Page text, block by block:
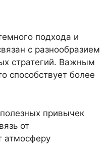
подхода и
с разнообразием
стратегий. Важным
способствует более
привычек
от
атмосферу